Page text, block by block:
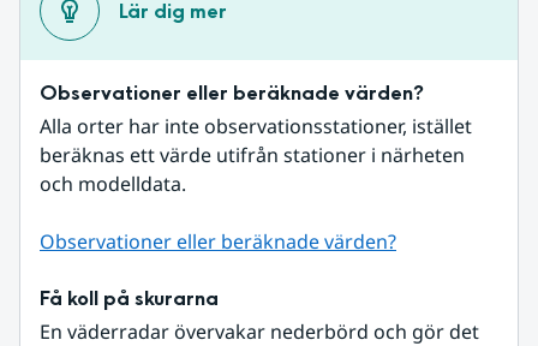
Lär dig mer
Observationer eller beräknade värden?
Alla orter har inte observationsstationer, istället
beräknas ett värde utifrån stationer i närheten
och modelldata.
Observationer eller beräknade värden?
Få koll på skurarna
En väderradar övervakar nederbörd och gör det